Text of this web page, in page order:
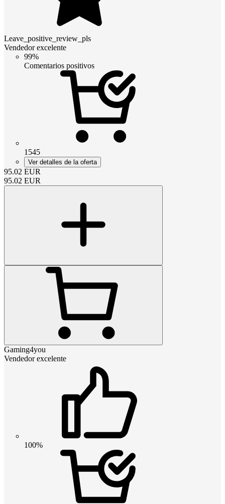
Leave_positive_review_pls
Vendedor excelente
99%
Comentarios positivos
1545
Ver detalles de la oferta
95.02 EUR
95.02 EUR
Gaming4you
Vendedor excelente
100%